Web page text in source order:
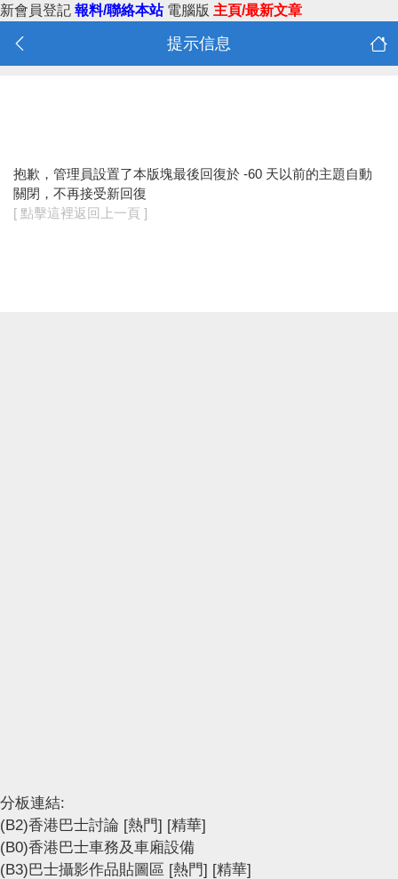
新會員登記 報料/聯絡本站 電腦版 主頁/最新文章
提示信息
抱歉，管理員設置了本版塊最後回復於 -60 天以前的主題自動
關閉，不再接受新回復
[ 點擊這裡返回上一頁 ]
分板連結:
(B2)香港巴士討論 [熱門] [精華]
(B0)香港巴士車務及車廂設備
(B3)巴士攝影作品貼圖區 [熱門] [精華]